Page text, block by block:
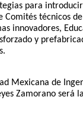
para
técnicos
innovadores,
y
Mexicana de
Zamorano será